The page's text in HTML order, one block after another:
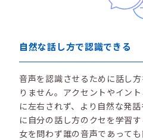
自然な話し方で認識できる
音声を認識させるために話し
りません。アクセントやイン
に左右されず、より自然な発
に自分の話し方のクセを学習
女を問わず誰の音声であっても